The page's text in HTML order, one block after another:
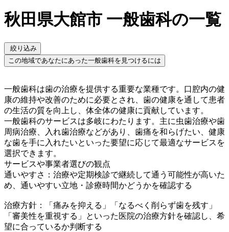
秋田県大館市 一般歯科の一覧
絞り込み
この地域であなたにあった一般歯科を見つけるには
一般歯科は歯の治療を提供する重要な業種です。口腔内の健
康の維持や改善のために必要とされ、歯の健康を通して患者
の生活の質を向上し、体全体の健康に貢献しています。
一般歯科のサービスは多岐にわたります。主に虫歯治療や歯
周病治療、入れ歯治療などがあり、歯痛を和らげたい、健康
な歯を手に入れたいといった要望に応じて最適なサービスを
選択できます。
サービスや事業者選びの観点
通いやすさ：治療や定期検診で継続して通う可能性が高いた
め、通いやすい立地・診療時間かどうかを確認する
治療方針：「痛みを抑える」「なるべく削らず歯を残す」
「審美性を重視する」といった医院の治療方針を確認し、希
望に合っているか判断する